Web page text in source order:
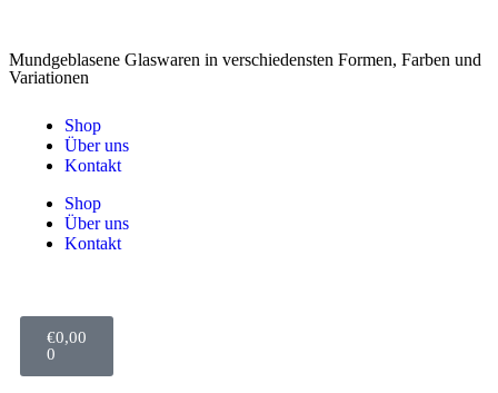
Mundgeblasene Glaswaren in verschiedensten Formen, Farben und
Variationen
Shop
Über uns
Kontakt
Shop
Über uns
Kontakt
€0,00
0